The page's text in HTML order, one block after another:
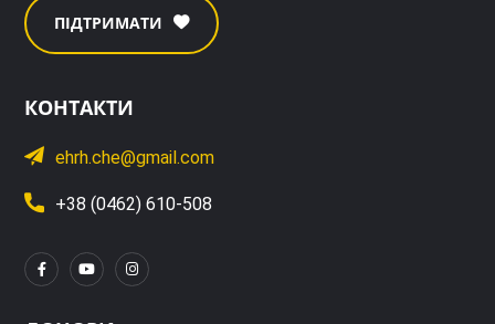
ПІДТРИМАТИ
КОНТАКТИ
ehrh.che@gmail.com
+38 (0462) 610-508